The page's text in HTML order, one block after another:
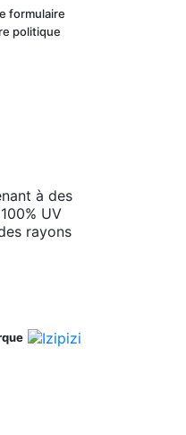
formulaire
politique
à des
UV
rayons